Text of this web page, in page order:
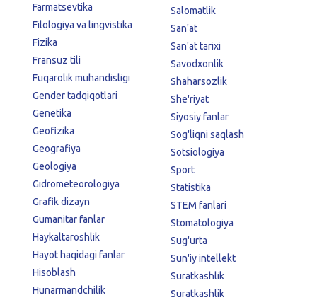
Farmatsevtika
Filologiya va lingvistika
Fizika
Fransuz tili
Fuqarolik muhandisligi
Gender tadqiqotlari
Genetika
Geofizika
Geografiya
Geologiya
Gidrometeorologiya
Grafik dizayn
Gumanitar fanlar
Haykaltaroshlik
Hayot haqidagi fanlar
Hisoblash
Hunarmandchilik
Salomatlik
San'at
San'at tarixi
Savodxonlik
Shaharsozlik
She'riyat
Siyosiy fanlar
Sog'liqni saqlash
Sotsiologiya
Sport
Statistika
STEM fanlari
Stomatologiya
Sug'urta
Sun'iy intellekt
Suratkashlik
Suratkashlik